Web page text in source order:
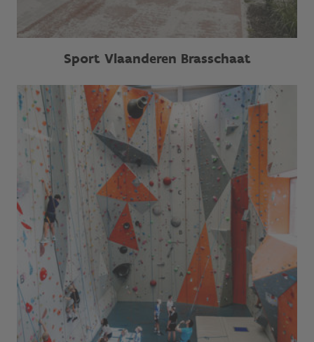
Sport Vlaanderen Brasschaat